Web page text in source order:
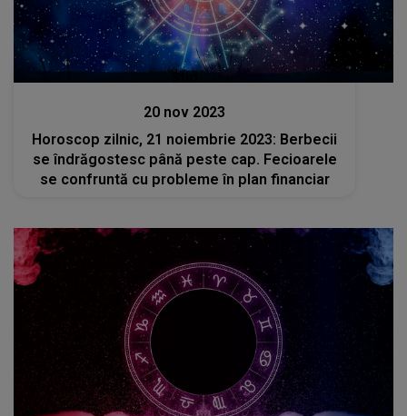
Stiri
20 nov 2023
Horoscop zilnic, 21 noiembrie 2023: Berbecii
se îndrăgostesc până peste cap. Fecioarele
se confruntă cu probleme în plan financiar